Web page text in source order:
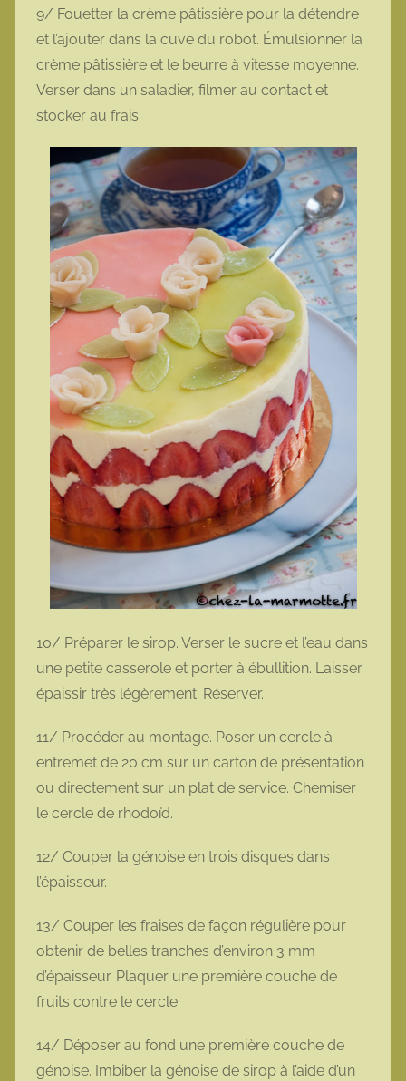
9/ Fouetter la crème pâtissière pour la détendre
et l’ajouter dans la cuve du robot. Émulsionner la
crème pâtissière et le beurre à vitesse moyenne.
Verser dans un saladier, filmer au contact et
stocker au frais.
10/ Préparer le sirop. Verser le sucre et l’eau dans
une petite casserole et porter à ébullition. Laisser
épaissir très légèrement. Réserver.
11/ Procéder au montage. Poser un cercle à
entremet de 20 cm sur un carton de présentation
ou directement sur un plat de service. Chemiser
le cercle de rhodoïd.
12/ Couper la génoise en trois disques dans
l’épaisseur.
13/ Couper les fraises de façon régulière pour
obtenir de belles tranches d’environ 3 mm
d’épaisseur. Plaquer une première couche de
fruits contre le cercle.
14/ Déposer au fond une première couche de
génoise. Imbiber la génoise de sirop à l’aide d’un